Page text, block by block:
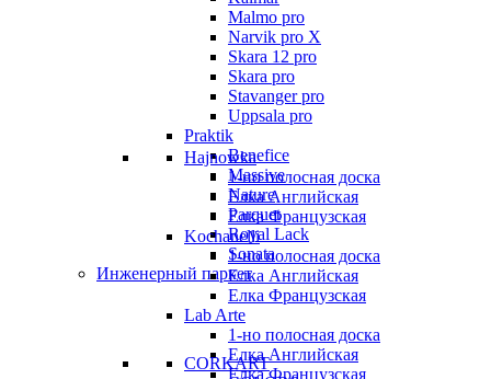
Malmo pro
Narvik pro X
Skara 12 pro
Skara pro
Stavanger pro
Uppsala pro
Praktik
Benefice
Massive
Nature
Parquet
Royal Lack
Sonata
Инженерный паркет
Hajnowka
1-но полосная доска
Елка Английская
Елка Французская
Kochanelli
1-но полосная доска
Елка Английская
Елка Французская
Lab Arte
1-но полосная доска
Елка Английская
Елка Французская
CORKART